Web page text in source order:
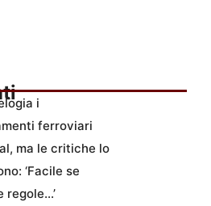
i
ferroviari
ma le critiche lo
‘Facile se
regole…’